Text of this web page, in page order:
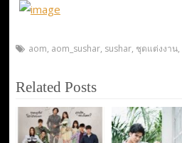
aom, aom_sushar, sushar, ชุดแต่งงาน,
Related Posts